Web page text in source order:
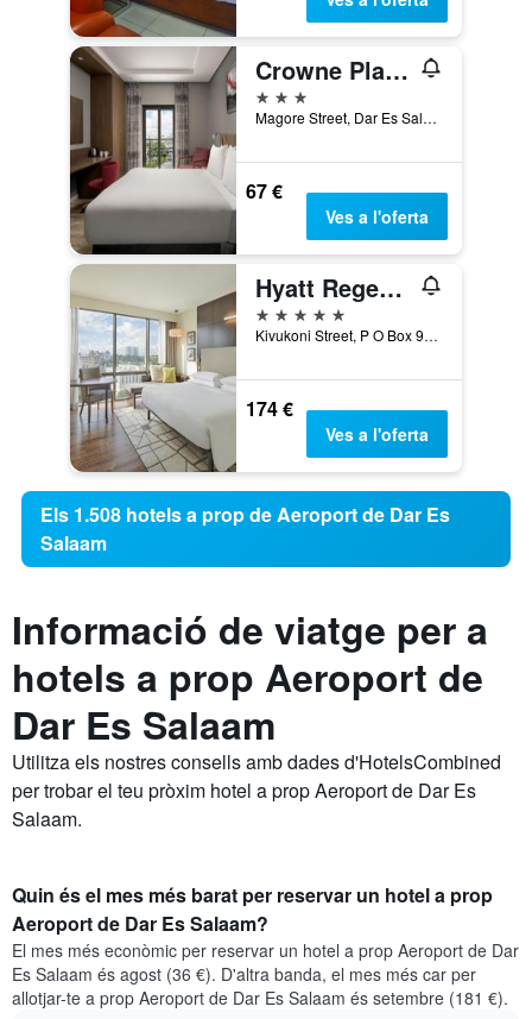
Crowne Plaza DAR Es Salaam By IHG
3 estrelles
Magore Street, Dar Es Salaam, Tanzània
67 €
Ves a l'oferta
Hyatt Regency Dar Es Salaam, The Kilimanjaro
5 estrelles
Kivukoni Street, P O Box 9574, Dar Es Salaam, Tanzània
174 €
Ves a l'oferta
Els 1.508 hotels a prop de Aeroport de Dar Es
Salaam
Informació de viatge per a
hotels a prop Aeroport de
Dar Es Salaam
Utilitza els nostres consells amb dades d'HotelsCombined
per trobar el teu pròxim hotel a prop Aeroport de Dar Es
Salaam.
Quin és el mes més barat per reservar un hotel a prop
Aeroport de Dar Es Salaam?
El mes més econòmic per reservar un hotel a prop Aeroport de Dar
Es Salaam és agost (36 €). D'altra banda, el mes més car per
allotjar-te a prop Aeroport de Dar Es Salaam és setembre (181 €).